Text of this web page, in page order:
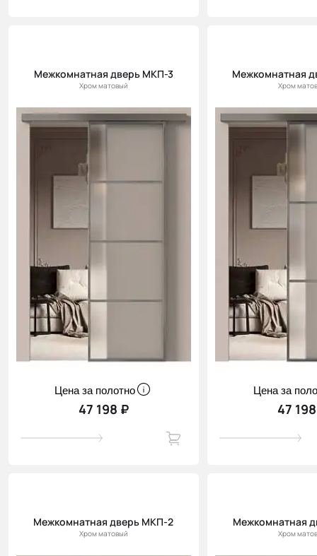
Межкомнатная дверь МКП-3
Хром матовый
Цена за полотно
47 198 ₽
Межкомнатная
Хром
Цена за
47
Межкомнатная дверь МКП-2
Хром матовый
Межкомнатная
Хром